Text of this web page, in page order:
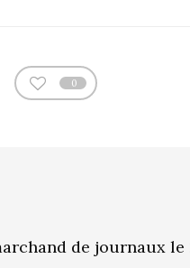
0
de journaux le